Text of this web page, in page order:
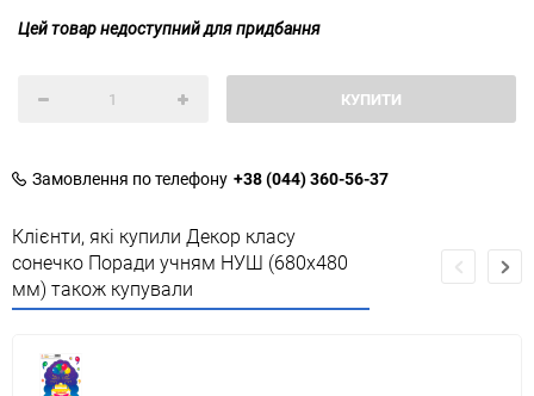
Цей товар недоступний для придбання
КУПИТИ
Замовлення по телефону +38 (044) 360-56-37
Клієнти, які купили Декор класу
сонечко Поради учням НУШ (680х480
мм) також купували